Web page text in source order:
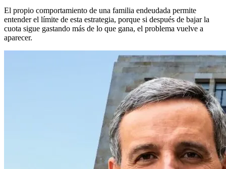
El propio comportamiento de una familia endeudada permite
entender el límite de esta estrategia, porque si después de bajar la
cuota sigue gastando más de lo que gana, el problema vuelve a
aparecer.